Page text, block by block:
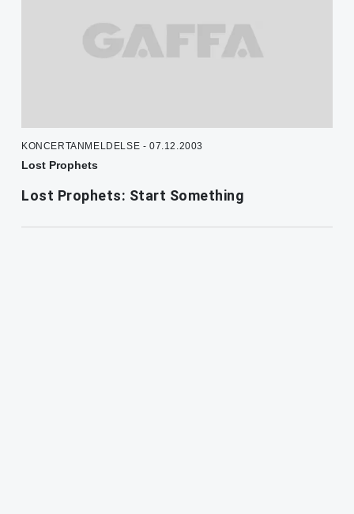
KONCERTANMELDELSE - 07.12.2003
Lost Prophets
Lost Prophets: Start Something